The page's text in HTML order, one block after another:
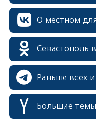
О местном
Севастополь
Раньше всех
Большие